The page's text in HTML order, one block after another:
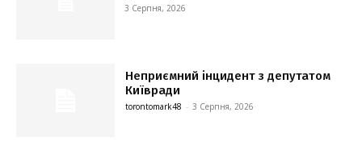
3 Серпня, 2026
Неприємний інцидент з депутатом
Київради
torontomark48 - 3 Серпня, 2026